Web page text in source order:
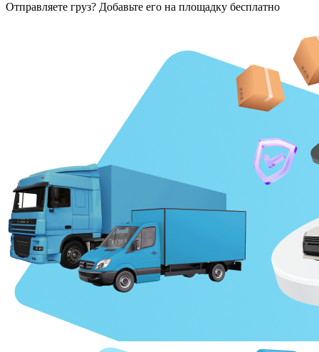
Отправляете груз? Добавьте его на площадку бесплатно